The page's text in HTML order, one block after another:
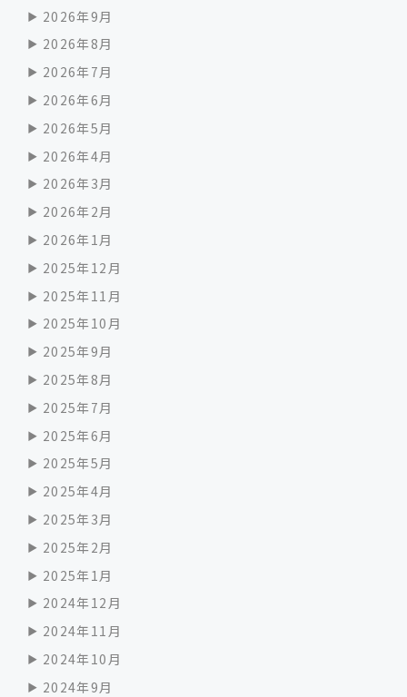
2026年9月
2026年8月
2026年7月
2026年6月
2026年5月
2026年4月
2026年3月
2026年2月
2026年1月
2025年12月
2025年11月
2025年10月
2025年9月
2025年8月
2025年7月
2025年6月
2025年5月
2025年4月
2025年3月
2025年2月
2025年1月
2024年12月
2024年11月
2024年10月
2024年9月